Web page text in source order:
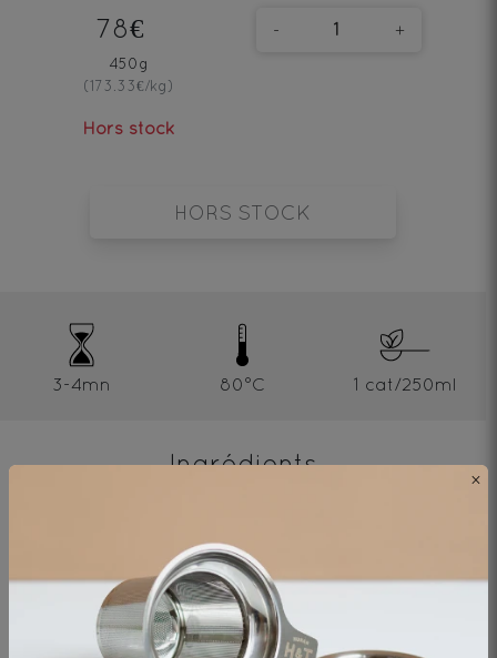
78€
450g
(173.33€/kg)
Hors stock
- +
HORS STOCK
3-4mn 80°C 1 cat/250ml
Ingrédients
×